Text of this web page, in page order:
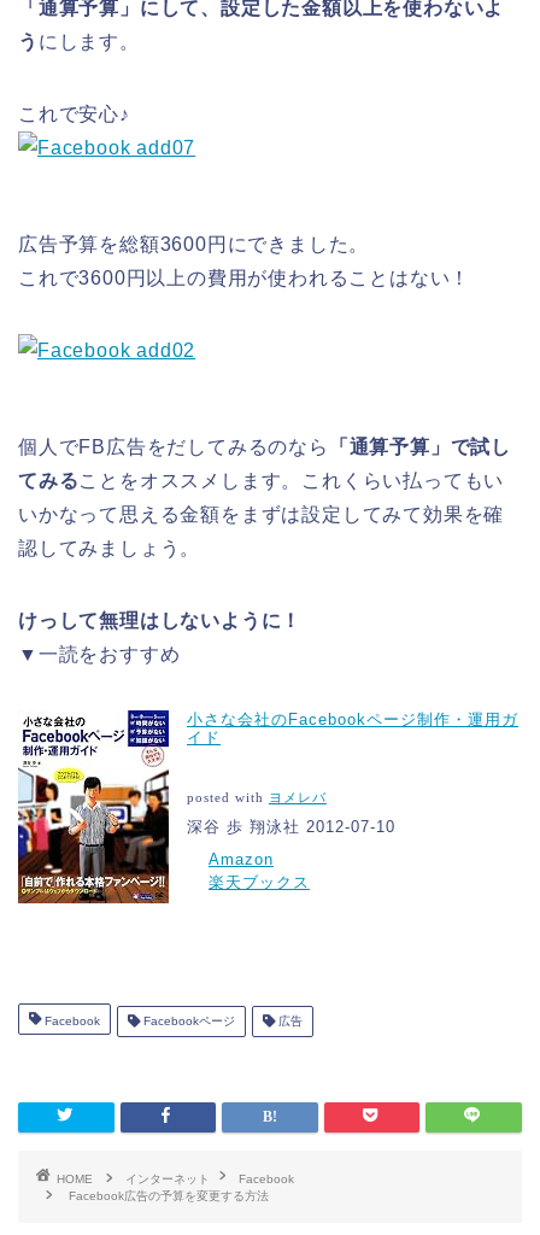
「通算予算」にして、設定した金額以上を使わないよ
う にします。
これで安心♪
広告予算を総額3600円にできました。
これで3600円以上の費用が使われることはない！
個人でFB広告をだしてみるのなら
「通算予算」で試し
てみることをオススメします。これくらい払ってもい
いかなって思える金額をまずは設定してみて効果を確
認してみましょう。
けっして無理はしないように！
▼一読をおすすめ
小さな会社のFacebookページ制作・運用ガ
イド
posted with ヨメレバ
深谷 歩 翔泳社 2012-07-10
Amazon
楽天ブックス
Facebook Facebookページ 広告
HOME インターネット
Facebook
Facebook広告の予算を変更する方法